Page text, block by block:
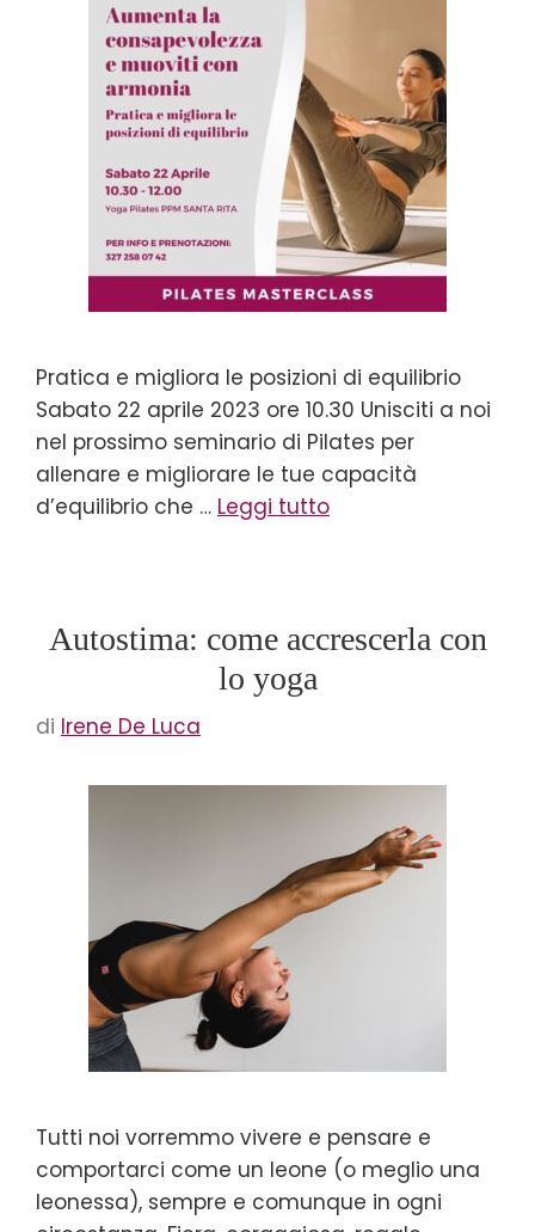
Pratica e migliora le posizioni di equilibrio
Sabato 22 aprile 2023 ore 10.30 Unisciti a noi
nel prossimo seminario di Pilates per
allenare e migliorare le tue capacità
d’equilibrio che … Leggi tutto
Autostima: come accrescerla con
lo yoga
di Irene De Luca
Tutti noi vorremmo vivere e pensare e
comportarci come un leone (o meglio una
leonessa), sempre e comunque in ogni